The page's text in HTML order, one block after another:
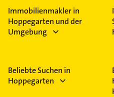
Immobilienmakler in
Hoppegarten und der
Umgebung
Beliebte Suchen in
Hoppegarten